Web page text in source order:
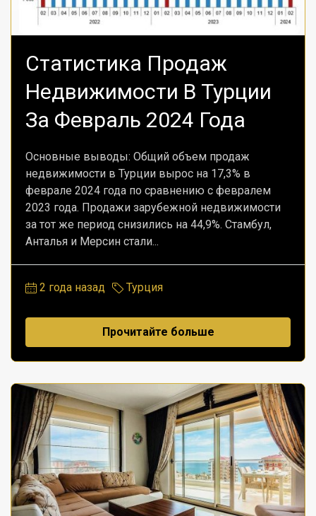
Статистика Продаж
Недвижимости В Турции
За Февраль 2024 Года
Основные выводы: Общий объем продаж
недвижимости в Турции вырос на 17,3% в
феврале 2024 года по сравнению с февралем
2023 года. Продажи зарубежной недвижимости
за тот же период снизились на 44,9%. Стамбул,
Анталья и Мерсин стали...
2 года назад Турция
Прочитайте больше